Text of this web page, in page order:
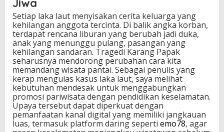
Jiwa
Setiap laka laut menyisakan cerita keluarga yang
kehilangan anggota tercinta. Di balik angka korban,
terdapat rencana liburan yang berubah jadi duka,
anak yang menunggu pulang, pasangan yang
kehilangan sandaran. Tragedi Karang Papak
seharusnya mendorong perubahan cara kita
memandang wisata pantai. Sebagai penulis yang
kerap mengulas kasus laka laut, saya melihat
kebutuhan mendesak untuk menggabungkan
promosi pariwisata dengan pendidikan keselamatan.
Upaya tersebut dapat diperkuat dengan
pemanfaatan kanal digital yang memiliki jangkauan
luas, termasuk platform daring seperti emo78, agar